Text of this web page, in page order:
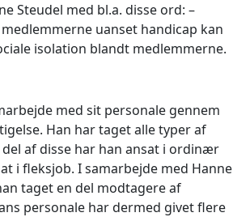
Steudel med bl.a. disse ord: –
uanset handicap kan
isolation blandt medlemmerne.
med sit personale gennem
Han har taget alle typer af
af disse har han ansat i ordinær
i fleksjob. I samarbejde med Hanne
taget en del modtagere af
personale har dermed givet flere